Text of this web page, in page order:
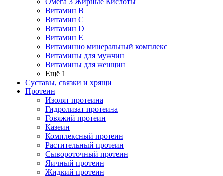
Омега 3 Жирные Кислоты
Витамин B
Витамин C
Витамин D
Витамин E
Витаминно минеральный комплекс
Витамины для мужчин
Витамины для женщин
Ещё 1
Суставы, связки и хрящи
Протеин
Изолят протеина
Гидролизат протеина
Говяжий протеин
Казеин
Комплексный протеин
Растительный протеин
Сывороточный протеин
Яичный протеин
Жидкий протеин